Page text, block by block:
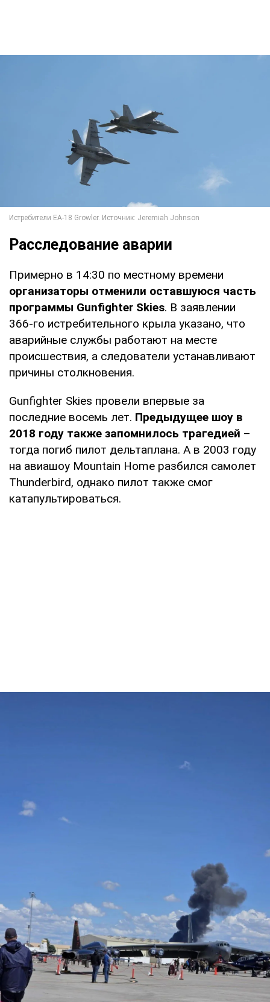
Расследование аварии
Примерно в 14:30 по местному времени
организаторы отменили оставшуюся часть
программы Gunfighter Skies. В заявлении
366-го истребительного крыла указано, что
аварийные службы работают на месте
происшествия, а следователи устанавливают
причины столкновения.
Gunfighter Skies провели впервые за
последние восемь лет. Предыдущее шоу в
2018 году также запомнилось трагедией –
тогда погиб пилот дельтаплана. А в 2003 году
на авиашоу Mountain Home разбился самолет
Thunderbird, однако пилот также смог
катапультироваться.